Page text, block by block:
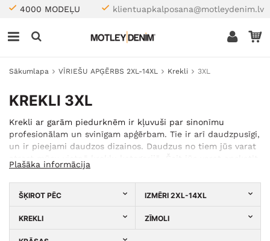
4000 MODEĻU klientuapkalposana@motleydenim.lv
Sākumlapa VĪRIEŠU APĢĒRBS 2XL-14XL Krekli 3XL
KREKLI 3XL
Krekli ar garām piedurknēm ir kļuvuši par sinonīmu
profesionālam un svinīgam apģērbam. Tie ir arī daudzpusīgi,
un ir pieejami daudzos dizainos. Daudzus no tiem jūs varat
rūtainus kreklus, džinsa kreklus, flaneļa kreklus, rakstainus
kreklus un citu stilu 3XL vīriešu kreklus ar garām
piedurknēm.
Plašāka informācija
ŠĶIROT PĒC IZMĒRI 2XL-14XL
KREKLI ZĪMOLI